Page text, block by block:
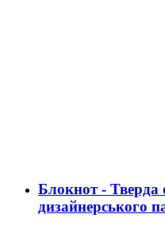
Блокнот - Тверда
дизайнерського